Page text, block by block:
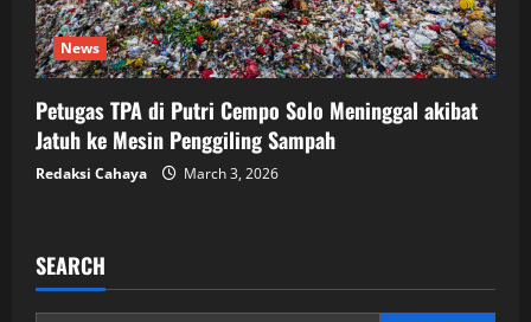
News
Petugas TPA di Putri Cempo Solo Meninggal akibat
Jatuh ke Mesin Penggiling Sampah
Redaksi Cahaya March 3, 2026
SEARCH